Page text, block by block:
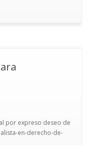
por expreso deseo de
en-derecho-de-